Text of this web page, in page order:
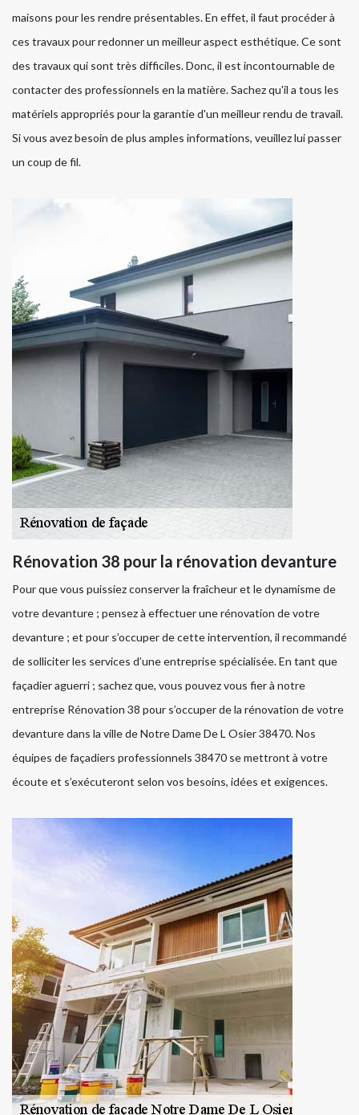
maisons pour les rendre présentables. En effet, il faut procéder à
ces travaux pour redonner un meilleur aspect esthétique. Ce sont
des travaux qui sont très difficiles. Donc, il est incontournable de
contacter des professionnels en la matière. Sachez qu'il a tous les
matériels appropriés pour la garantie d'un meilleur rendu de travail.
Si vous avez besoin de plus amples informations, veuillez lui passer
un coup de fil.
Rénovation 38 pour la rénovation devanture
Pour que vous puissiez conserver la fraîcheur et le dynamisme de
votre devanture ; pensez à effectuer une rénovation de votre
devanture ; et pour s’occuper de cette intervention, il recommandé
de solliciter les services d’une entreprise spécialisée. En tant que
façadier aguerri ; sachez que, vous pouvez vous fier à notre
entreprise Rénovation 38 pour s’occuper de la rénovation de votre
devanture dans la ville de Notre Dame De L Osier 38470. Nos
équipes de façadiers professionnels 38470 se mettront à votre
écoute et s’exécuteront selon vos besoins, idées et exigences.